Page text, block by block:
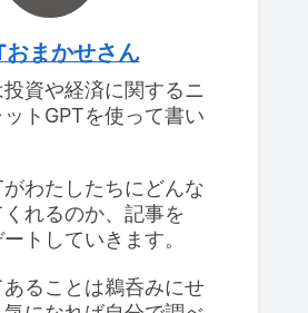
おまかせさん
資や経済に関するニ
トGPTを使って書い
わたしたちにどんな
れるのか、記事を
トしていきます。
ることは鵜呑みにせ